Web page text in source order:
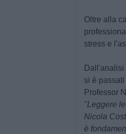
Oltre alla
stress e
Dall'analisi
si è
Professor
"Leggere
Nicola
è